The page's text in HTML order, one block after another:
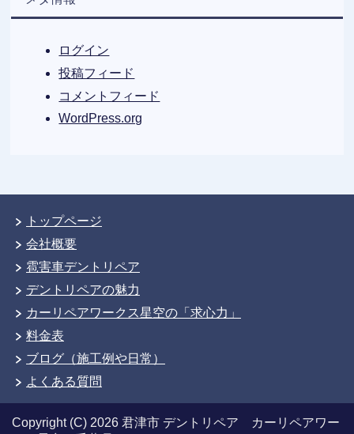
ログイン
投稿フィード
コメントフィード
WordPress.org
トップページ
会社概要
雹害車デントリペア
デントリペアの魅力
カーリペアワークス星空の「求心力」
料金表
ブログ（施工例や日常）
よくある質問
Copyright (C) 2026 君津市 デントリペア カーリペアワー